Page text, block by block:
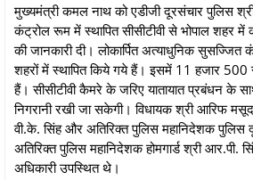
मुख्यमंत्री कमल नाथ को एडीजी दूरसंचार पुलिस
कंट्रोल रूम में स्थापित सीसीटीवी से भोपाल शहर में
की जानकारी दी। लोकार्पित अत्याधुनिक
शहरों में स्थापित किये गये हैं। इसमें 11 हजार 500
हैं। सीसीटीवी कैमरे के जरिए यातायात प्रबंधन के
निगरानी रखी जा सकेगी। विधायक श्री आरिफ
वी.के. सिंह और अतिरिक्त पुलिस महानिदेशक पुलिस
अतिरिक्त पुलिस महानिदेशक होमगार्ड श्री आर.पी.
अधिकारी उपस्थित थे।